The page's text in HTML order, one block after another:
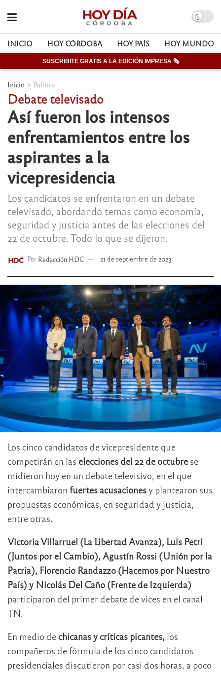
INICIO HOY CÓRDOBA HOY PAÍS HOY MUNDO
SUSCRIBITE GRATIS A LA EDICIÓN IMPRESA 🗞
Inicio Política
Debate televisado
Así fueron los intensos
enfrentamientos entre los
aspirantes a la
vicepresidencia
Los candidatos se enfrentaron en un debate
televisado, abordando temas como economía,
seguridad y justicia antes de las elecciones del
22 de octubre. Todo lo que se dijeron.
Por Redacción HDC 21 de septiembre de 2023
Los cinco candidatos de vicepresidente que
competirán en las elecciones del 22 de octubre se
midieron hoy en un debate televisivo, en el que
intercambiaron fuertes acusacionesy plantearon sus
propuestas económicas, en seguridad y justicia,
entre otras.
Victoria Villarruel (La Libertad Avanza), Luis Petri
(Juntos por el Cambio), Agustín Rossi (Unión por la
Patria), Florencio Randazzo (Hacemos por Nuestro
País) y Nicolás Del Caño (Frente de Izquierda)
participaron del primer debate de vices en el canal
TN.
En medio de chicanas y críticas picantes, los
compañeros de fórmula de los cinco candidatos
presidenciales discutieron por casi dos horas, a poco